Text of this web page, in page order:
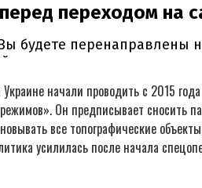
начали проводить с 2015
Он предписывает сносить
все топографические
усилилась после начала